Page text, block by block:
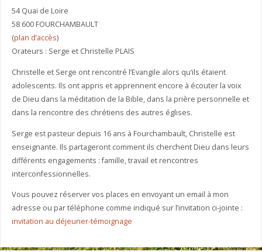
54 Quai de Loire
58 600 FOURCHAMBAULT
(plan d’accès)
Orateurs : Serge et Christelle PLAIS
Christelle et Serge ont rencontré l’Evangile alors qu’ils étaient
adolescents. Ils ont appris et apprennent encore à écouter la voix
de Dieu dans la méditation de la Bible, dans la prière personnelle et
dans la rencontre des chrétiens des autres églises.
Serge est pasteur depuis 16 ans à Fourchambault, Christelle est
enseignante. Ils partageront comment ils cherchent Dieu dans leurs
différents engagements : famille, travail et rencontres
interconfessionnelles.
Vous pouvez réserver vos places en envoyant un email à mon
adresse ou par téléphone comme indiqué sur l’invitation ci-jointe :
invitation au déjeuner-témoignage